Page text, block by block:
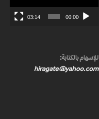
00:00
03:14
للإسهام بالكتابة:
hiragate@yahoo.com